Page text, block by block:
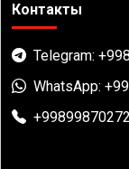
Контакты
Telegram:
WhatsApp: